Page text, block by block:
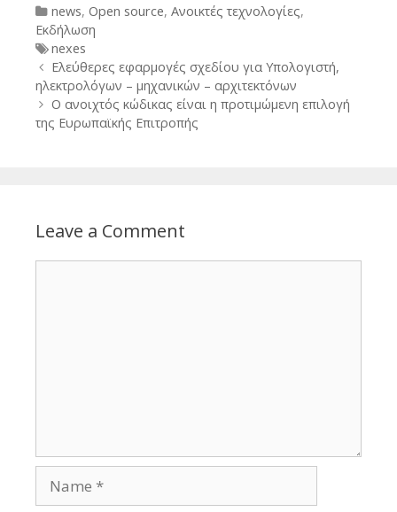
Categories
news, Open source, Ανοικτές τεχνολογίες,
Εκδήλωση
Tags
nexes
Post
navigation
Ελεύθερες εφαρμογές σχεδίου για Υπολογιστή,
ηλεκτρολόγων – μηχανικών – αρχιτεκτόνων
Ο ανοιχτός κώδικας είναι η προτιμώμενη επιλογή
της Ευρωπαϊκής Επιτροπής
Leave a Comment